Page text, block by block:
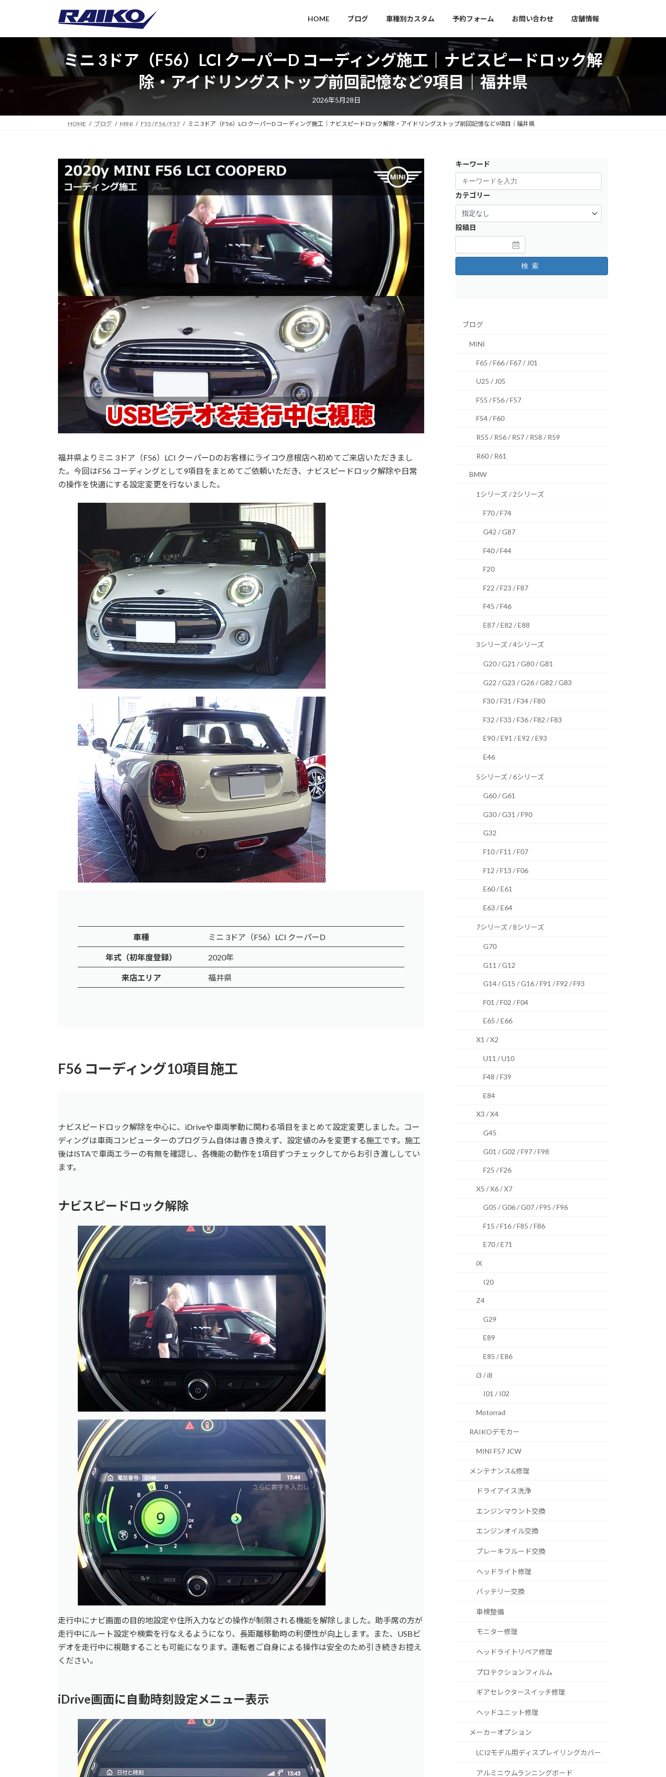
ス
キ
ン
に
HOME ブログ 車種別カスタム 予約フォーム お問い合わせ 店舗情報
ミニ 3ドア（F56）LCI クーパーD コーディング施工｜ナビスピードロック解
除・アイドリングストップ前回記憶など9項目｜福井県
2026年5月28日
HOME ブログ MINI F55 / F56 / F57 ミニ 3ドア（F56）LCI クーパーD コーディング施工｜ナビスピードロック解除・アイドリングストップ前回記憶など9項目｜福井県
福井県よりミニ 3ドア（F56）LCI クーパーDのお客様にライコウ彦根店へ初めてご来店いただきまし
た。今回はF56 コーディングとして9項目をまとめてご依頼いただき、ナビスピードロック解除や日常
の操作を快適にする設定変更を行ないました。
車種 ミニ 3ドア（F56）LCI クーパーD
年式（初年度登録） 2020年
来店エリア 福井県
F56 コーディング10項目施工
ナビスピードロック解除を中心に、iDriveや車両挙動に関わる項目をまとめて設定変更しました。コー
ディングは車両コンピューターのプログラム自体は書き換えず、設定値のみを変更する施工です。施工
後はISTAで車両エラーの有無を確認し、各機能の動作を1項目ずつチェックしてからお引き渡ししてい
ます。
ナビスピードロック解除
走行中にナビ画面の目的地設定や住所入力などの操作が制限される機能を解除しました。助手席の方が
走行中にルート設定や検索を行なえるようになり、長距離移動時の利便性が向上します。また、USBビ
デオを走行中に視聴することも可能になります。運転者ご自身による操作は安全のため引き続きお控え
ください。
iDrive画面に自動時刻設定メニュー表示
キーワード
カテゴリー
投稿日
検索
ブログ
MINI
F65 / F66 / F67 / J01
U25 / J05
F55 / F56 / F57
F54 / F60
R55 / R56 / R57 / R58 / R59
R60 / R61
BMW
1シリーズ / 2シリーズ
F70 / F74
G42 / G87
F40 / F44
F20
F22 / F23 / F87
F45 / F46
E87 / E82 / E88
3シリーズ / 4シリーズ
G20 / G21 / G80 / G81
G22 / G23 / G26 / G82 / G83
F30 / F31 / F34 / F80
F32 / F33 / F36 / F82 / F83
E90 / E91 / E92 / E93
E46
5シリーズ / 6シリーズ
G60 / G61
G30 / G31 / F90
G32
F10 / F11 / F07
F12 / F13 / F06
E60 / E61
E63 / E64
7シリーズ / 8シリーズ
G70
G11 / G12
G14 / G15 / G16 / F91 / F92 / F93
F01 / F02 / F04
E65 / E66
X1 / X2
U11 / U10
F48 / F39
E84
X3 / X4
G45
G01 / G02 / F97 / F98
F25 / F26
X5 / X6 / X7
G05 / G06 / G07 / F95 / F96
F15 / F16 / F85 / F86
E70 / E71
iX
I20
Z4
G29
E89
E85 / E86
i3 / i8
I01 / I02
Motorrad
RAIKOデモカー
MINI F57 JCW
メンテナンス&修理
ドライアイス洗浄
エンジンマウント交換
エンジンオイル交換
ブレーキフルード交換
ヘッドライト修理
バッテリー交換
車検整備
モニター修理
ヘッドライトリペア修理
プロテクションフィルム
ギアセレクタースイッチ修理
ヘッドユニット修理
メーカーオプション
LCI2モデル用ディスプレイリングカバー
アルミニウムランニングボード